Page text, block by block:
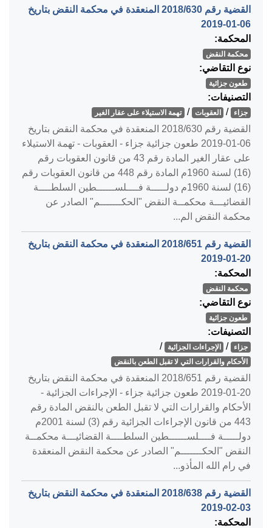
القضية رقم ‎630‏/‎2018‏ المنعقدة في محكمة النقض بتاريخ
‎2019-01-06‏
المحكمة:
محكمة النقض
نوع التقاضي:
طعون جزائية
التصنيفات:
جزاء / العقوبات / تهمة الاستيلاء على عقار الغير
القضية رقم ‎630‏/‎2018‏ المنعقدة في محكمة النقض بتاريخ
‎2019-01-06‏ طعون جزائية جزاء - العقوبات - تهمة الاستيلاء
على عقار الغير المادة رقم 43 من قانون العقوبات رقم
(16) لسنة 1960م المادة رقم 448 من قانون العقوبات رقم
(16) لسنة 1960م دولـــــة فــــلســــــطين السلطــــة
القضائيـــة محكمــة النقض "الحكـــــــم" الصادر عن
محكمة النقض الم...
القضية رقم ‎651‏/‎2018‏ المنعقدة في محكمة النقض بتاريخ
‎2019-01-20‏
المحكمة:
محكمة النقض
نوع التقاضي:
طعون جزائية
التصنيفات:
جزاء / الإجراءات الجزائية /
الأحكام والقرارات التي لا تقبل الطعن بالنقض
القضية رقم ‎651‏/‎2018‏ المنعقدة في محكمة النقض بتاريخ
‎2019-01-20‏ طعون جزائية جزاء - الإجراءات الجزائية -
الأحكام والقرارات التي لا تقبل الطعن بالنقض المادة رقم
443 من قانون الإجراءات الجزائية رقم (3) لسنة 2001م
دولـــــة فــــلســــــطين السلطــــة القضائيـــة محكمــة
النقض "الحكـــــــم" الصادر عن محكمة النقض المنعقدة
في رام الله المأذو...
القضية رقم ‎638‏/‎2018‏ المنعقدة في محكمة النقض بتاريخ
‎2019-02-03‏
المحكمة: